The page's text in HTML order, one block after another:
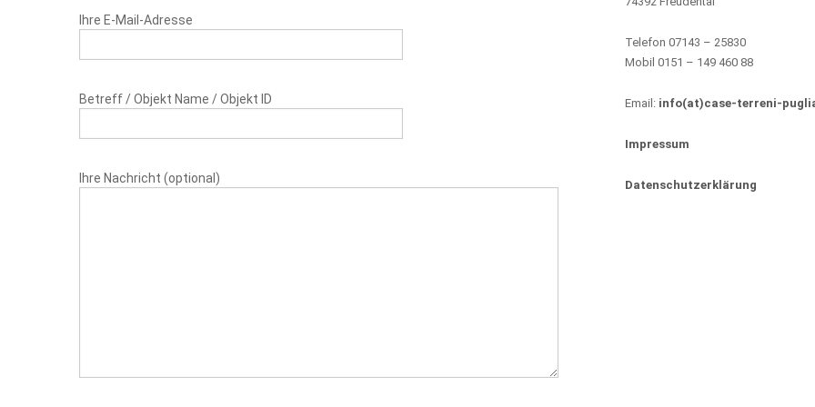
Ihre E-Mail-Adresse
Betreff / Objekt Name / Objekt ID
Ihre Nachricht (optional)
Telefon 07143 – 25830
Mobil 0151 – 149 460 88
Email: info(at)case-terreni-
Impressum
Datenschutzerklärung